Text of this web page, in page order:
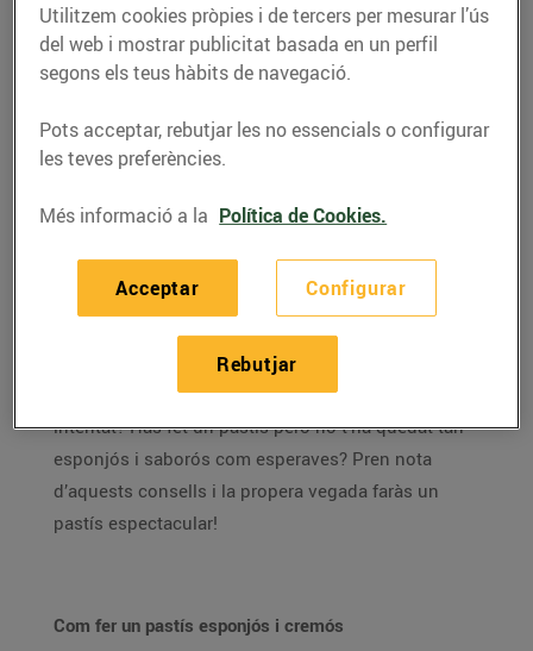
CONSELLS I HÀBITS SALUDABLES
Trucs i consells per fer
un bon pastís
24/d’abril/2020
s’han convertit en un dels passatemps més
practicats per tots nosaltres.
La demanda de farina,
llevat i ous ha crescut molt i això demostra que no
poques persones s’han aventurat a explorar la seva
vena pastissera. És el teu cas? Encara no ho has
intentat? Has fet un pastís però no t’ha quedat tan
esponjós i saborós com esperaves? Pren nota
d’aquests consells i la propera vegada faràs un
pastís espectacular!
Com fer un pastís esponjós i cremós
Utilitzem cookies pròpies i de tercers per mesurar l’ús
del web i mostrar publicitat basada en un perfil
segons els teus hàbits de navegació.
Pots acceptar, rebutjar les no essencials o configurar
les teves preferències.
Més informació a la Política de Cookies.
Configurar
Rebutjar
Acceptar